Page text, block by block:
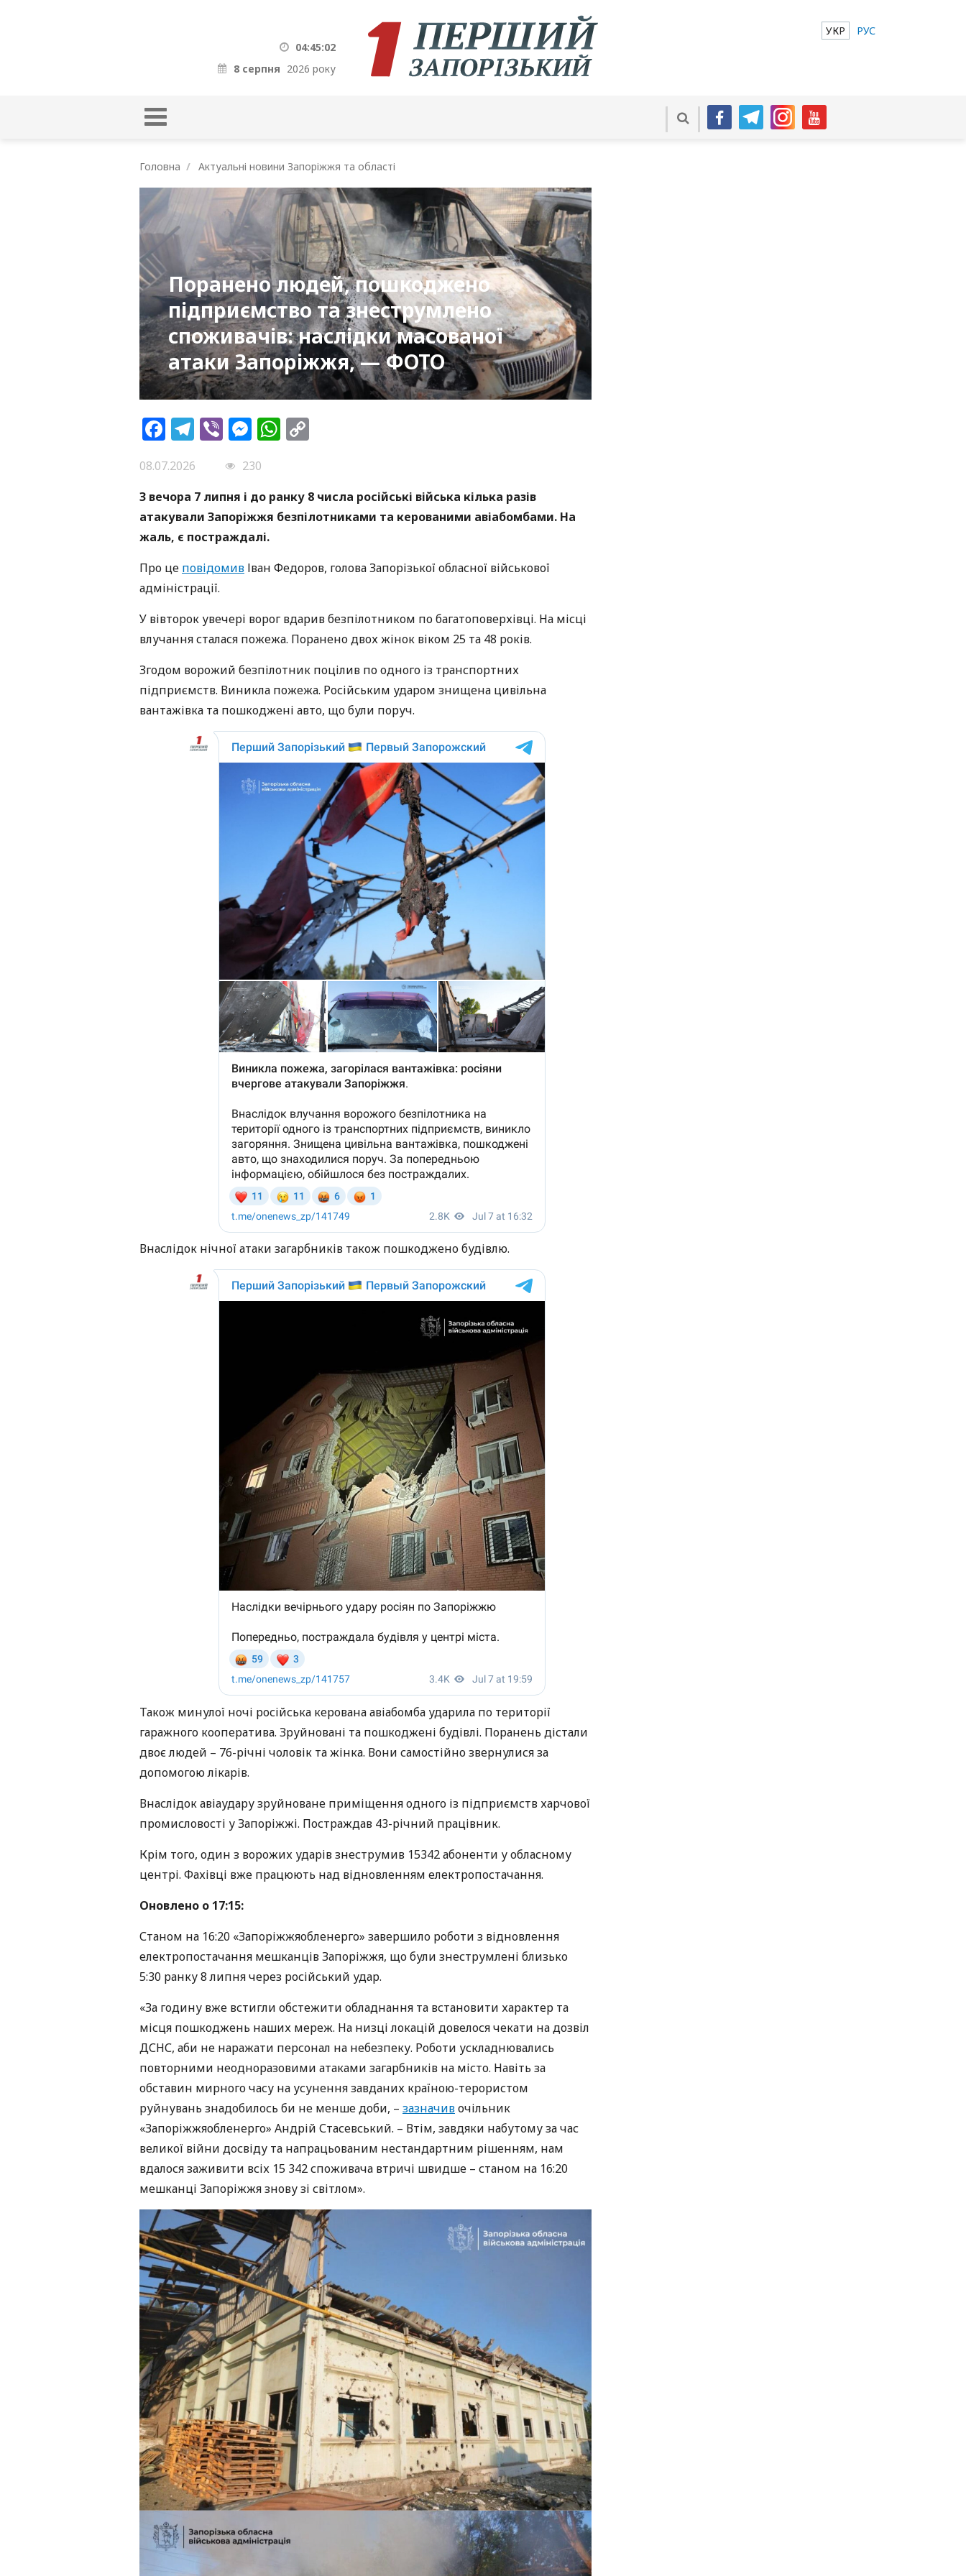
04:45:03
8 серпня 2026 року
УКР РУС
Головна Актуальні новини Запоріжжя та області
Поранено людей, пошкоджено
підприємство та знеструмлено
споживачів: наслідки масованої
атаки Запоріжжя, — ФОТО
Facebook
Telegram
ViberMessenger
WhatsApp
08.07.2026
230
З вечора 7 липня і до ранку 8 числа російські війська кілька разів
атакували Запоріжжя безпілотниками та керованими авіабомбами. На
жаль, є постраждалі.
Про це повідомив Іван Федоров, голова Запорізької обласної військової
адміністрації.
У вівторок увечері ворог вдарив безпілотником по багатоповерхівці. На місці
влучання сталася пожежа. Поранено двох жінок віком 25 та 48 років.
Згодом ворожий безпілотник поцілив по одного із транспортних
підприємств. Виникла пожежа. Російським ударом знищена цивільна
вантажівка та пошкоджені авто, що були поруч.
Внаслідок нічної атаки загарбників також пошкоджено будівлю.
Також минулої ночі російська керована авіабомба ударила по території
гаражного кооператива. Зруйновані та пошкоджені будівлі. Поранень дістали
двоє людей – 76-річні чоловік та жінка. Вони самостійно звернулися за
допомогою лікарів.
Внаслідок авіаудару зруйноване приміщення одного із підприємств харчової
промисловості у Запоріжжі. Постраждав 43-річний працівник.
Крім того, один з ворожих ударів знеструмив 15342 абоненти у обласному
центрі. Фахівці вже працюють над відновленням електропостачання.
Оновлено о 17:15:
Станом на 16:20 «Запоріжжяобленерго» завершило роботи з відновлення
електропостачання мешканців Запоріжжя, що були знеструмлені близько
5:30 ранку 8 липня через російський удар.
«За годину вже встигли обстежити обладнання та встановити характер та
місця пошкоджень наших мереж. На низці локацій довелося чекати на дозвіл
ДСНС, аби не наражати персонал на небезпеку. Роботи ускладнювались
повторними неодноразовими атаками загарбників на місто. Навіть за
обставин мирного часу на усунення завданих країною-терористом
руйнувань знадобилось би не менше доби, – зазначивочільник
«Запоріжжяобленерго» Андрій Стасевський. – Втім, завдяки набутому за час
великої війни досвіду та напрацьованим нестандартним рішенням, нам
вдалося заживити всіх 15 342 споживача втричі швидше – станом на 16:20
мешканці Запоріжжя знову зі світлом».